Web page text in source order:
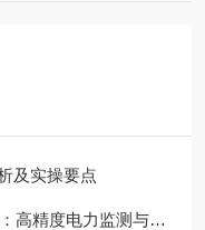
及实操要点
测与智能能源管理解决方案